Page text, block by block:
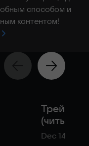
способом и
контентом!
Трейнер
(читы)
Hard
Dec 14, 2016